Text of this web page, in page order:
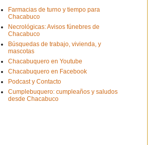
Farmacias de turno y tiempo para
Chacabuco
Necrológicas: Avisos fúnebres de
Chacabuco
Búsquedas de trabajo, vivienda, y
mascotas
Chacabuquero en Youtube
Chacabuquero en Facebook
Podcast y Contacto
Cumplebuquero: cumpleaños y saludos
desde Chacabuco